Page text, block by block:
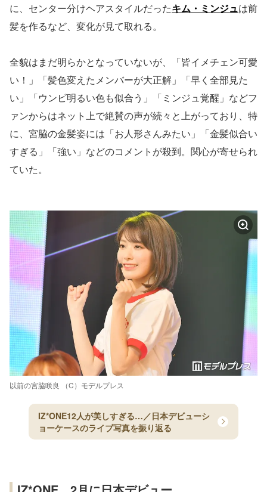
に、センター分けヘアスタイルだったキム・ミンジュは前
髪を作るなど、変化が見て取れる。
全貌はまだ明らかとなっていないが、「皆イメチェン可愛
い！」「髪色変えたメンバーが大正解」「早く全部見た
い」「ウンビ明るい色も似合う」「ミンジュ覚醒」などフ
ァンからはネット上で絶賛の声が続々と上がっており、特
に、宮脇の金髪姿には「お人形さんみたい」「金髪似合い
すぎる」「強い」などのコメントが殺到。関心が寄せられ
ていた。
以前の宮脇咲良 （C）モデルプレス
IZ*ONE12人が美しすぎる…／日本デビューシ
ョーケースのライブ写真を振り返る